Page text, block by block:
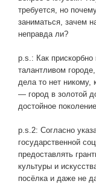
требуется, но
заниматься, зачем
неправда ли?
p.s.: Как
талантливом
дела то нет никому,
— город в золотой
достойное
p.s.2: Согласно
государственной
предоставлять
культуры и
посёлка и даже не